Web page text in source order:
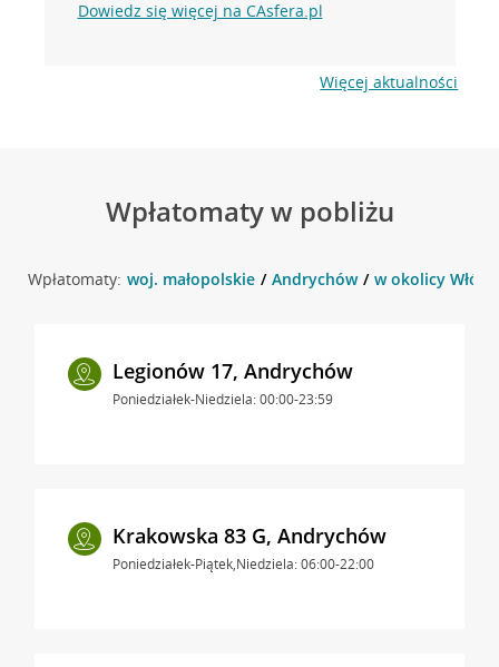
Dowiedz się więcej na CAsfera.pl
Więcej aktualności
Wpłatomaty w pobliżu
Wpłatomaty: woj. małopolskie Andrychów w okolicy
Legionów 17, Andrychów
Poniedziałek-Niedziela: 00:00-23:59
Krakowska 83 G, Andrychów
Poniedziałek-Piątek,Niedziela: 06:00-22:00